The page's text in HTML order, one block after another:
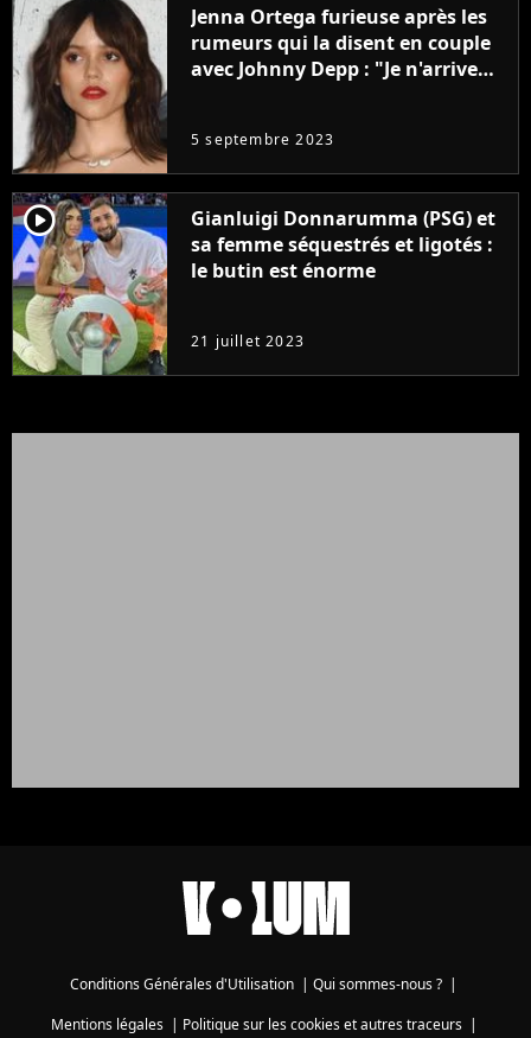
Jenna Ortega furieuse après les
rumeurs qui la disent en couple
avec Johnny Depp : "Je n'arrive
5 septembre 2023
player2
Gianluigi Donnarumma (PSG) et
sa femme séquestrés et ligotés :
le butin est énorme
21 juillet 2023
Conditions Générales d'Utilisation | Qui sommes-nous ? |
Mentions légales| Politique sur les cookies et autres traceurs|